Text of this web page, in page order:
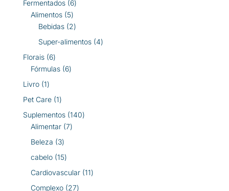
Fermentados 66
Alimentos 55
produtos
Bebidas 22
produtos
Super-alimentos 44
Florais 66
produtos
Fórmulas 66
Livro 11
produto
Pet Care 11
produto
Suplementos 140140
Alimentar 77
Beleza 33
produtos
cabelo 1515
produtos
Cardiovascular 1111
Complexo 2727